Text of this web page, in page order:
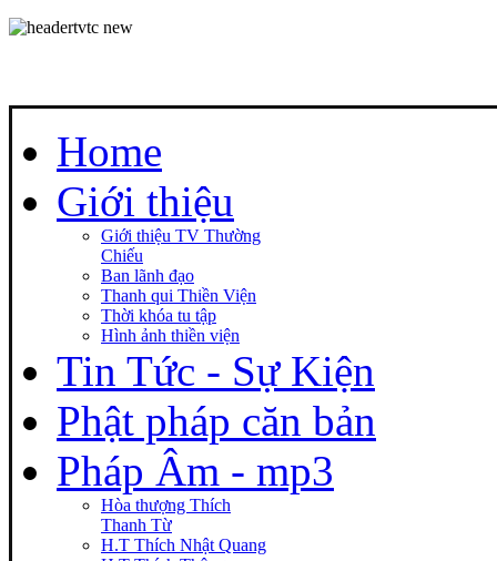
Home
Giới thiệu
Giới thiệu TV Thường
Chiếu
Ban lãnh đạo
Thanh qui Thiền Viện
Thời khóa tu tập
Hình ảnh thiền viện
Tin Tức - Sự Kiện
Phật pháp căn bản
Pháp Âm - mp3
Hòa thượng Thích
Thanh Từ
H.T Thích Nhật Quang